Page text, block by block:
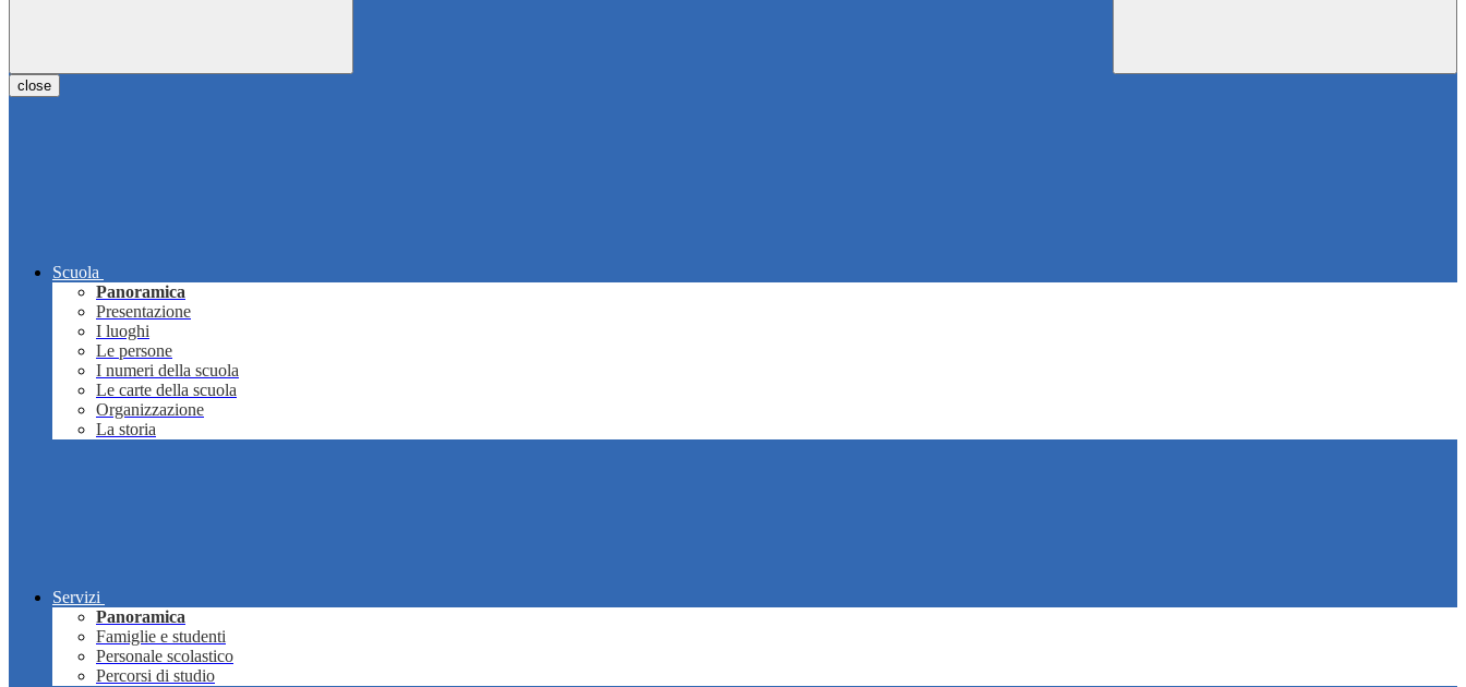
close
Scuola
Panoramica
Presentazione
I luoghi
Le persone
I numeri della scuola
Le carte della scuola
Organizzazione
La storia
Servizi
Panoramica
Famiglie e studenti
Personale scolastico
Percorsi di studio